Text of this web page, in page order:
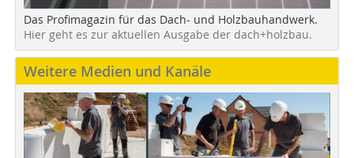
Das Profimagazin für das Dach- und Holzbauhandwerk.
Hier geht es zur aktuellen Ausgabe der dach+holzbau.
Weitere Medien und Kanäle